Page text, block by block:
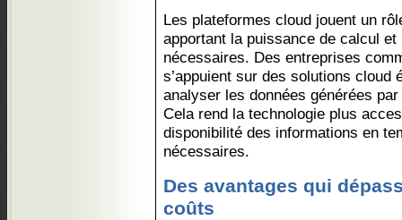
Les plateformes cloud jouent un
apportant la puissance de calcul
nécessaires. Des entreprises
s’appuient sur des solutions
analyser les données générées
Cela rend la technologie plus
disponibilité des informations en
nécessaires.
Des avantages qui
coûts